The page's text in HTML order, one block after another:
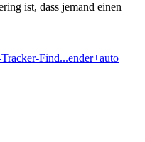
ist, dass jemand einen
Find...ender+auto